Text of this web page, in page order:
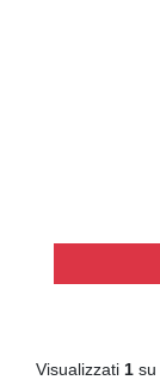
Visualizzati 1 su